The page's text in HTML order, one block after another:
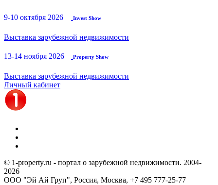
9-10 октября 2026 Invest Show
Выставка зарубежной недвижимости
13-14 ноября 2026 Property Show
Выставка зарубежной недвижимости
Личный кабинет
© 1-property.ru - портал о зарубежной недвижимости. 2004-
2026
ООО "Эй Ай Груп", Россия, Москва, +7 495 777-25-77